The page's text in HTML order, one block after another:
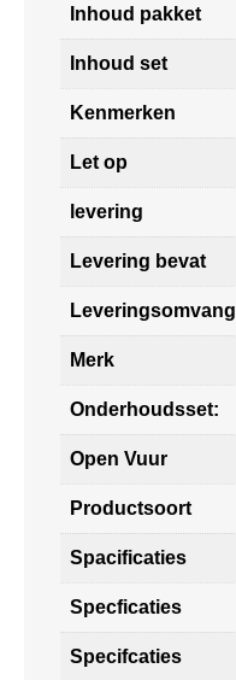
Inhoud pakket
Inhoud set
Kenmerken
Let op
levering
Levering bevat
Leveringsomvang
Merk
Onderhoudsset:
Open Vuur
Productsoort
Spacificaties
Specficaties
Specifcaties